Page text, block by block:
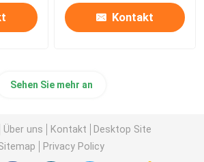
Kontakt
Sehen Sie mehr an
Über uns Kontakt
Desktop Site
Privacy Policy